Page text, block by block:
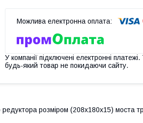
У компанії підключені електронні
будь-який товар не покидаючи сайту.
редуктора розміром (208x180x15) моста